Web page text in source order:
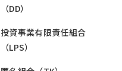
（DD）
投資事業有限責任組合
（LPS）